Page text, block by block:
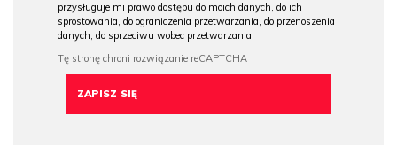
przysługuje mi prawo dostępu do moich danych, do ich
sprostowania, do ograniczenia przetwarzania, do przenoszenia
danych, do sprzeciwu wobec przetwarzania.